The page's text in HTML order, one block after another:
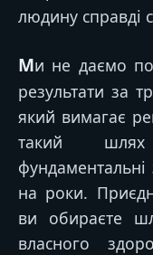
людину справді
Ми не даємо порожніх обіцянок про швидкі
результати за
який вимагає
такий шлях
на роки.
ви обираєте
власного